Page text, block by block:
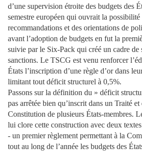
d’une supervision étroite des budgets des
semestre européen qui ouvrait la possibilité
recommandations et des orientations de
avant l’adoption de budgets en fut la
suivie par le Six-Pack qui créé un cadre de
sanctions. Le TSCG est venu renforcer
États l’inscription d’une règle d’or dans
limitant tout déficit structurel à 0,5%.
Passons sur la définition du » déficit
pas arrêtée bien qu’inscrit dans un Traité et
Constitution de plusieurs États-membres.
lui clore cette construction avec deux
- un premier règlement permettant à la
tout au long de l’année les budgets des